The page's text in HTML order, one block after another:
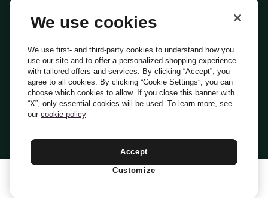
Everli Shoppers
Scopri chi siamo
Domande frequenti
Lavora con noi
Diventa Shopper
Investitori
PrivacyCookiePreferenze Cookie
Termini e Condizioni
Italiano
We use cookies
We use first- and third-party cookies to understand how you
use our site and to offer a personalized shopping experience
with tailored offers and services. By clicking “Accept”, you
agree to all cookies. By clicking “Cookie Settings”, you can
choose which cookies to allow. If you close this banner with
“X”, only essential cookies will be used. To learn more, see
our cookie policy
Accept
Customize